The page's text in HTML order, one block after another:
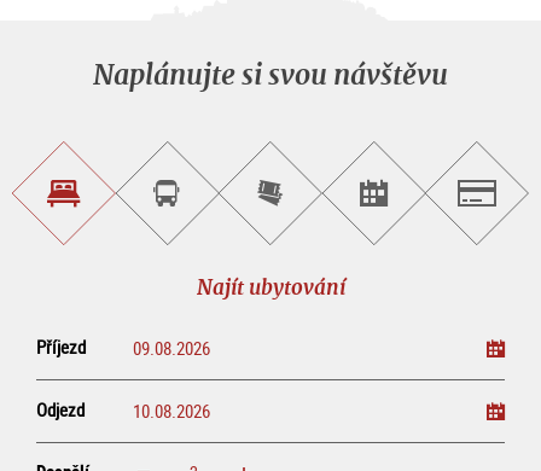
Naplánujte si svou návštěvu
Najít
ubytování
Objednat
okružní
Zakoupit
vstupenky
on-
Najít
pořad/akci
Najít ubytování
Příjezd
Odjezd